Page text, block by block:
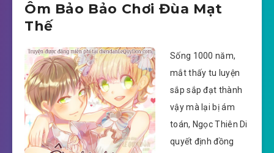
Ôm Bảo Bảo Chơi Đùa Mạt
Thế
Sống 1000 năm,
mắt thấy tu luyện
sắp sắp đạt thành
vậy mà lại bị ám
toán, Ngọc Thiên Di
quyết định đồng